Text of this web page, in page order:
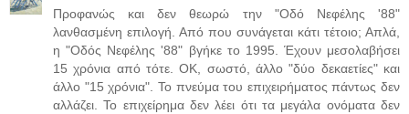
Προφανώς και δεν θεωρώ την "Οδό Νεφέλης '88"
λανθασμένη επιλογή. Από που συνάγεται κάτι τέτοιο; Απλά,
η "Οδός Νεφέλης '88" βγήκε το 1995. Έχουν μεσολαβήσει
15 χρόνια από τότε. ΟΚ, σωστό, άλλο "δύο δεκαετίες" και
άλλο "15 χρόνια". Το πνεύμα του επιχειρήματος πάντως δεν
αλλάζει. Το επιχείρημα δεν λέει ότι τα μεγάλα ονόματα δεν